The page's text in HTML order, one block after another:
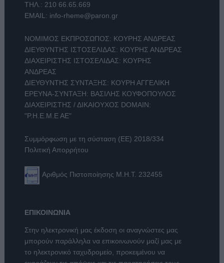
ΤΗΛ.: 210 66.65.669
EMAIL: info-rheme@paron.gr
ΝΟΜΙΜΟΣ ΕΚΠΡΟΣΩΠΟΣ: ΚΟΥΡΗΣ ΑΝΔΡΕΑΣ
ΔΙΕΥΘΥΝΤΗΣ ΙΣΤΟΣΕΛΙΔΑΣ: ΚΟΥΡΗΣ ΑΝΔΡΕΑΣ
ΔΙΑΧΕΙΡΙΣΤΗΣ ΙΣΤΟΣΕΛΙΔΑΣ: ΚΟΥΡΗΣ
ΑΝΔΡΕΑΣ
ΔΙΕΥΘΥΝΤΗΣ ΣΥΝΤΑΞΗΣ: ΚΟΥΡΗ ΑΓΓΕΛΙΚΗ
ΕΡΕΥΝΑ-ΣΥΝΤΑΞΗ: ΒΑΣΙΛΗΣ ΚΟΥΦΟΠΟΥΛΟΣ
ΔΙΑΧΕΙΡΙΣΤΗΣ / ΔΙΚΑΙΟΥΧΟΣ DOMAIN:
"Ρ.Η.Ε.Μ.Ε ΑΕ"
Συμμόρφωση με τη σύσταση (ΕΕ) 2018/334
Πολιτική Απορρήτου
Αριθμός Πιστοποίησης Μ.Η.Τ. 232455
ΕΠΙΚΟΙΝΩΝΙΑ
Στην ηλεκτρονική μας έκδοση οι αναγνώστες μας
μπορούν παράλληλα να επικοινωνούν μαζί μας με
το ηλεκτρονικό ταχυδρομείο, προκειμένου να